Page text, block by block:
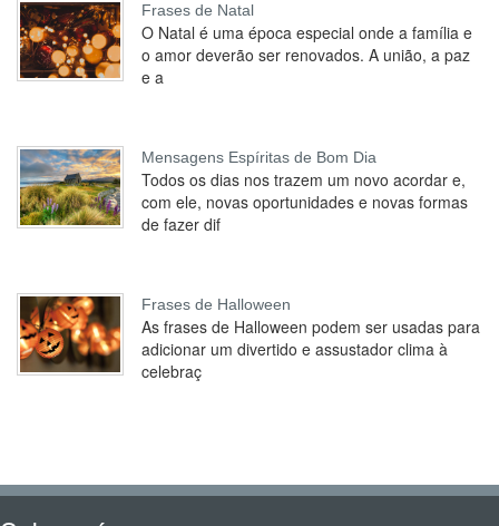
Frases de Natal
O Natal é uma época especial onde a família e
o amor deverão ser renovados. A união, a paz
e a
Mensagens Espíritas de Bom Dia
Todos os dias nos trazem um novo acordar e,
com ele, novas oportunidades e novas formas
de fazer dif
Frases de Halloween
As frases de Halloween podem ser usadas para
adicionar um divertido e assustador clima à
celebraç